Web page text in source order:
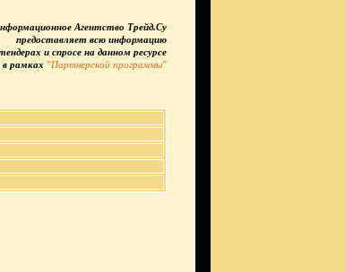
Агентство Трейд.Су
предоставляет всю информацию
и спросе на данном ресурсе
в рамках "Партнерской программы"